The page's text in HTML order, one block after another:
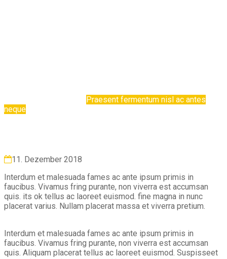
Praesent fermentum nisl ac antes
neque
11. Dezember 2018
Interdum et malesuada fames ac ante ipsum primis in
faucibus. Vivamus fring purante, non viverra est accumsan
quis. its ok tellus ac laoreet euismod. fine magna in nunc
placerat varius. Nullam placerat massa et viverra pretium.
Interdum et malesuada fames ac ante ipsum primis in
faucibus. Vivamus fring purante, non viverra est accumsan
quis. Aliquam placerat tellus ac laoreet euismod. Suspisseet